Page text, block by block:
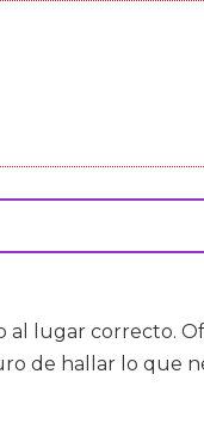
al lugar correcto.
de hallar lo que